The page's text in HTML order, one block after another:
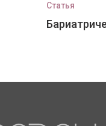
Статья